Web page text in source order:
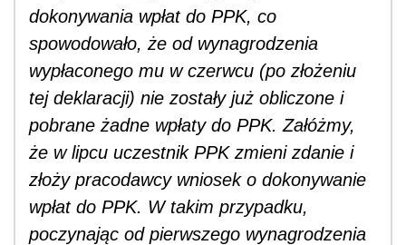
dokonywania wpłat do PPK, co
spowodowało, że od wynagrodzenia
wypłaconego mu w czerwcu (po złożeniu
tej deklaracji) nie zostały już obliczone i
pobrane żadne wpłaty do PPK. Załóżmy,
że w lipcu uczestnik PPK zmieni zdanie i
złoży pracodawcy wniosek o dokonywanie
wpłat do PPK. W takim przypadku,
poczynając od pierwszego wynagrodzenia